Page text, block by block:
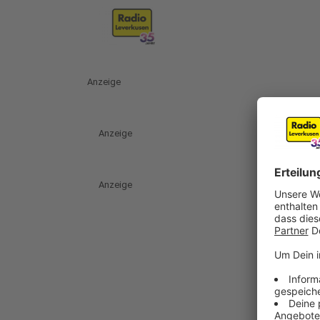
Anzeige
Anzeige
Anzeige